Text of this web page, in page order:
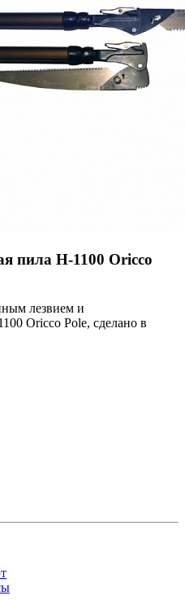
пила H-1100 Oricco
лезвием и
Oricco Pole, сделано в